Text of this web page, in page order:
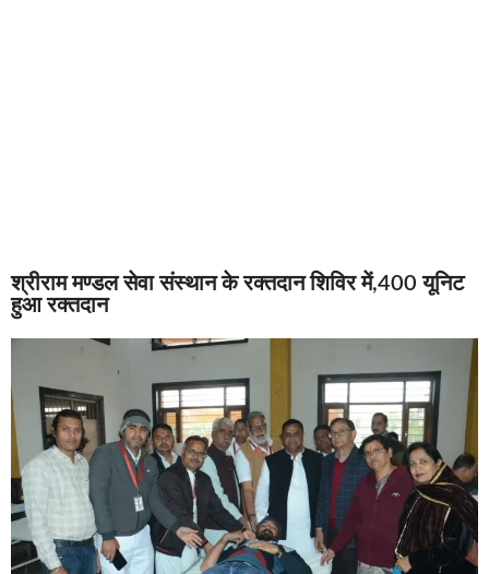
श्रीराम मण्डल सेवा संस्थान के रक्तदान शिविर में,400 यूनिट
हुआ रक्तदान